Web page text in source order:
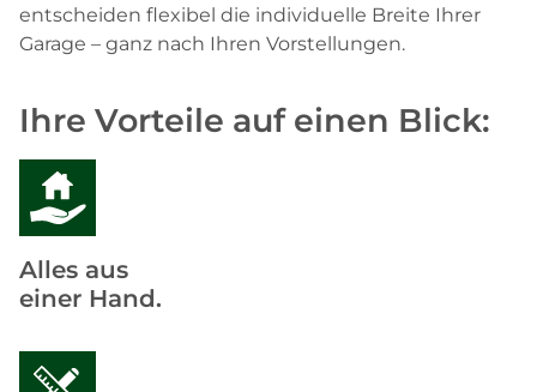
entscheiden flexibel die individuelle Breite Ihrer
Garage – ganz nach Ihren Vorstellungen.
Ihre Vorteile auf einen Blick:
Alles aus
einer Hand.